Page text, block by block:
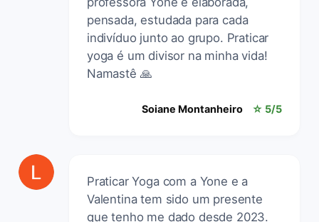
pensada, estudada para cada
indivíduo junto ao grupo. Praticar
yoga é um divisor na minha vida!
Namastê 🙏
Soiane Montanheiro ☆ 5/5
Praticar Yoga com a Yone e a
Valentina tem sido um presente
que tenho me dado desde 2023.